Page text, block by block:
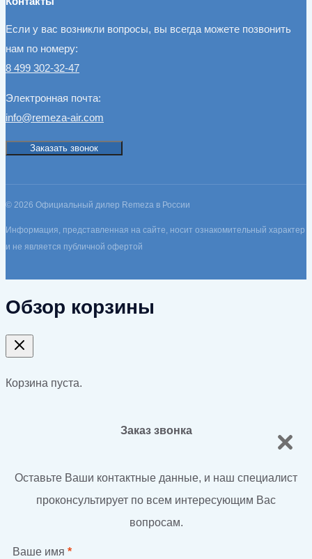
Если у вас возникли вопросы, вы всегда можете позвонить
нам по номеру:
8 499 302-32-47
Электронная почта:
info@remeza-air.com
Заказать звонок
© 2026 Официальный дилер Remeza в России
Информация, представленная на сайте, носит ознакомительный характер
и не является публичной офертой
Обзор корзины
Корзина пуста.
Заказ звонка
Оставьте Ваши контактные данные, и наш специалист
проконсультирует по всем интересующим Вас
вопросам.
Ваше имя *